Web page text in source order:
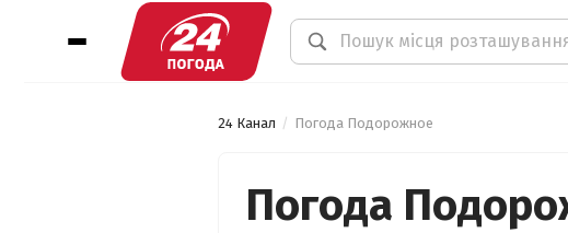
24 Канал Погода Подорожное
Погода